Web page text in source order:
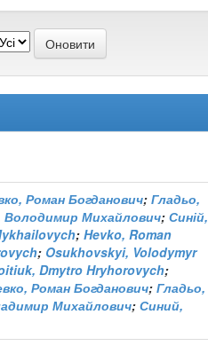
Роман Богданович; Гладьо,
Володимир Михайлович; Синій,
; Hevko, Roman
; Osukhovskyi, Volodymyr
Dmytro Hryhorovych;
Роман Богданович; Гладьо,
Михайлович; Синий,